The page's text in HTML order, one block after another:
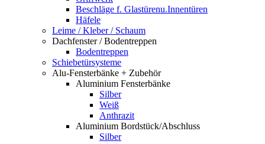
Beschläge f. Glastürenu.Innentüren
Häfele
Leime / Kleber / Schaum
Dachfenster / Bodentreppen
Bodentreppen
Schiebetürsysteme
Alu-Fensterbänke + Zubehör
Aluminium Fensterbänke
Silber
Weiß
Anthrazit
Aluminium Bordstück/Abschluss
Silber